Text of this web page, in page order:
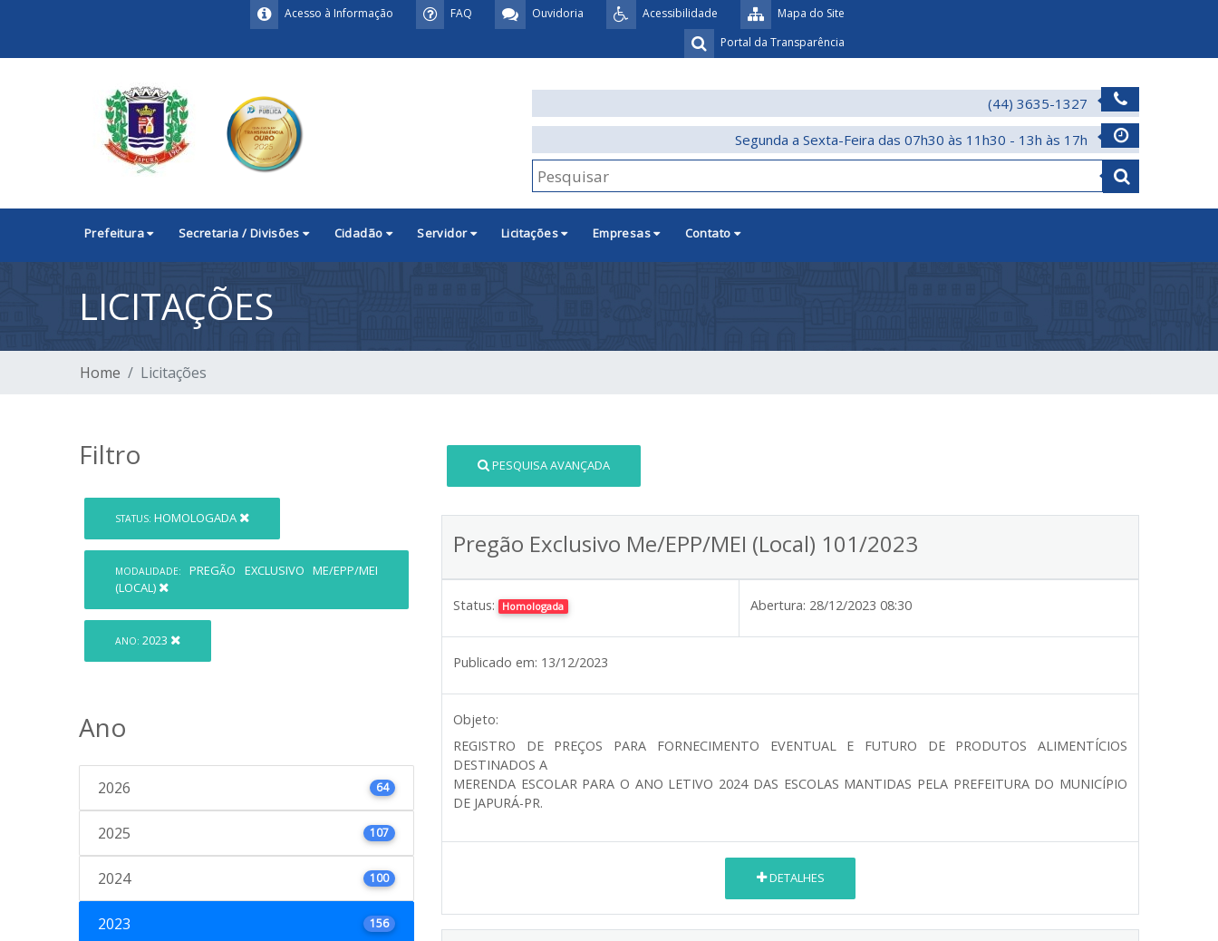
Mapa do Site
Acessibilidade
Ouvidoria
FAQ
Acesso à Informação
Portal da Transparência
(44) 3635-1327
Segunda a Sexta-Feira das 07h30 às 11h30 - 13h às 17h
Prefeitura Secretaria / Divisões Cidadão Servidor Licitações Empresas Contato
LICITAÇÕES
Home Licitações
Filtro
STATUS: HOMOLOGADA
MODALIDADE:
PREGÃO EXCLUSIVO ME/EPP/MEI
(LOCAL)
ANO: 2023
Ano
2026 64
2025 107
2024 100
2023 156
PESQUISA AVANÇADA
Pregão Exclusivo Me/EPP/MEI (Local) 101/2023
Status: Homologada Abertura: 28/12/2023 08:30
Publicado em: 13/12/2023
Objeto:
REGISTRO DE PREÇOS PARA FORNECIMENTO EVENTUAL E FUTURO DE PRODUTOS ALIMENTÍCIOS
DESTINADOS A
MERENDA ESCOLAR PARA O ANO LETIVO 2024 DAS ESCOLAS MANTIDAS PELA PREFEITURA DO MUNICÍPIO
DE JAPURÁ-PR.
DETALHES